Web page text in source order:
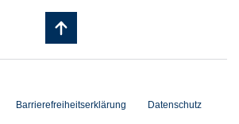
Barrierefreiheitserklärung Datenschutz